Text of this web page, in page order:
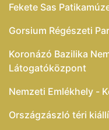
Fekete Sas
Gorsium Régészeti
Koronázó Bazilika
Látogatóközpont
Nemzeti Emlékhely -
Országzászló téri